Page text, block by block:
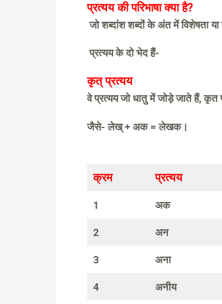
प्रत्यय की परिभाषा क्या है?
जो शब्दांश शब्दों के अंत में विशेषता
प्रत्यय के दो भेद हैं-
कृत् प्रत्यय
वे प्रत्यय जो धातु में जोड़े जाते हैं,
जैसे- लेख् + अक = लेखक।
क्रम प्रत्यय
1 अक
2 अन
3 अना
4 अनीय